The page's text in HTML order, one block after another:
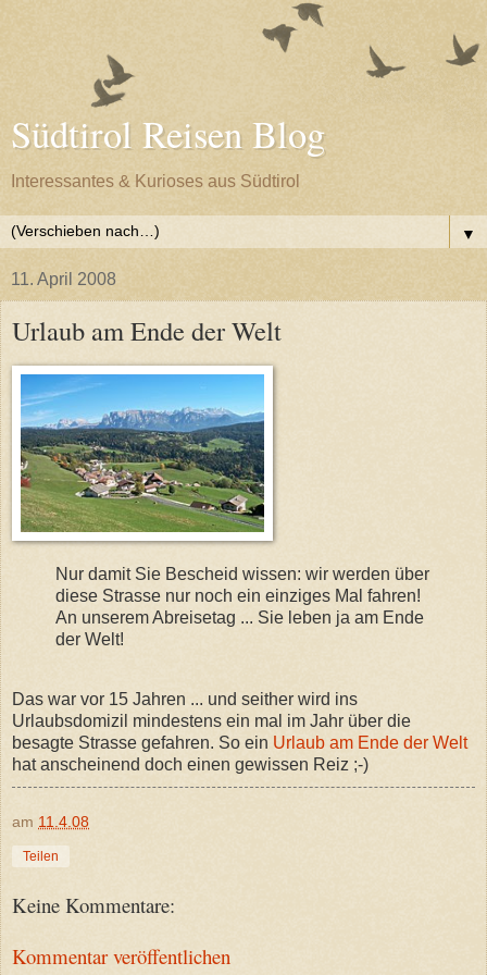
Südtirol Reisen Blog
Interessantes & Kurioses aus Südtirol
▼
11. April 2008
Urlaub am Ende der Welt
Nur damit Sie Bescheid wissen: wir werden über
diese Strasse nur noch ein einziges Mal fahren!
An unserem Abreisetag ... Sie leben ja am Ende
der Welt!
Das war vor 15 Jahren ... und seither wird ins
Urlaubsdomizil mindestens ein mal im Jahr über die
besagte Strasse gefahren. So ein Urlaub am Ende der Welt
hat anscheinend doch einen gewissen Reiz ;-)
am 11.4.08
Teilen
Keine Kommentare:
Kommentar veröffentlichen